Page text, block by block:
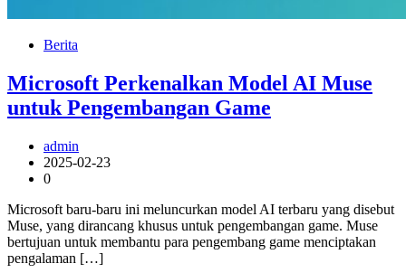
Berita
Microsoft Perkenalkan Model AI Muse
untuk Pengembangan Game
admin
2025-02-23
0
Microsoft baru-baru ini meluncurkan model AI terbaru yang disebut
Muse, yang dirancang khusus untuk pengembangan game. Muse
bertujuan untuk membantu para pengembang game menciptakan
pengalaman […]